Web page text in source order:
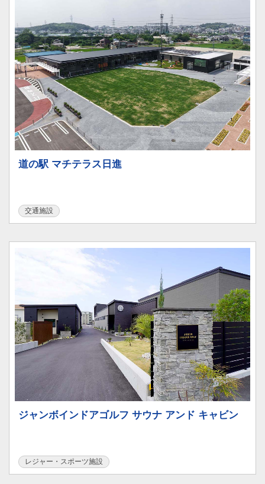
道の駅 マチテラス日進
交通施設
ジャンボインドアゴルフ サウナ アンド キャビン
レジャー・スポーツ施設